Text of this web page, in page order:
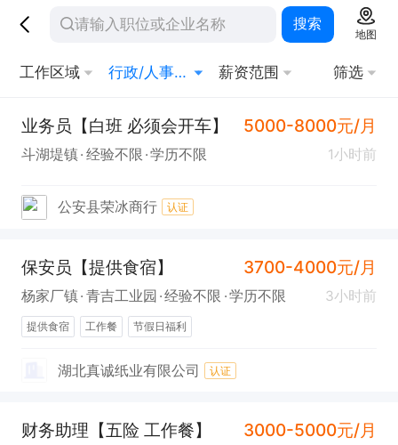
搜索
地图
工作区域 行政/人事/财务 薪资范围 筛选
业务员【白班 必须会开车】 5000-8000元/月
斗湖堤镇 经验不限 学历不限 1小时前
公安县荣冰商行 认证
保安员【提供食宿】 3700-4000元/月
杨家厂镇 青吉工业园 经验不限 学历不限 3小时前
提供食宿 工作餐 节假日福利
湖北真诚纸业有限公司 认证
财务助理【五险 工作餐】 3000-5000元/月